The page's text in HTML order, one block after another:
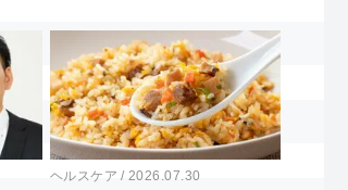
ヘルスケア 2026.07.30